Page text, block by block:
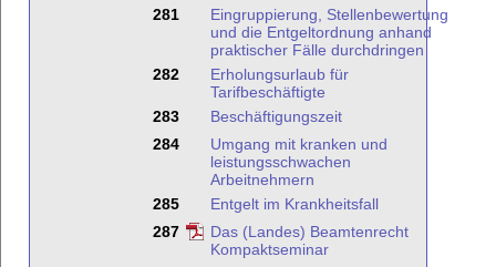
281
Eingruppierung, Stellenbewertung
und die Entgeltordnung anhand
praktischer Fälle durchdringen
282
Erholungsurlaub für
Tarifbeschäftigte
283
Beschäftigungszeit
284
Umgang mit kranken und
leistungsschwachen
Arbeitnehmern
285
Entgelt im Krankheitsfall
287
Das (Landes) Beamtenrecht
Kompaktseminar